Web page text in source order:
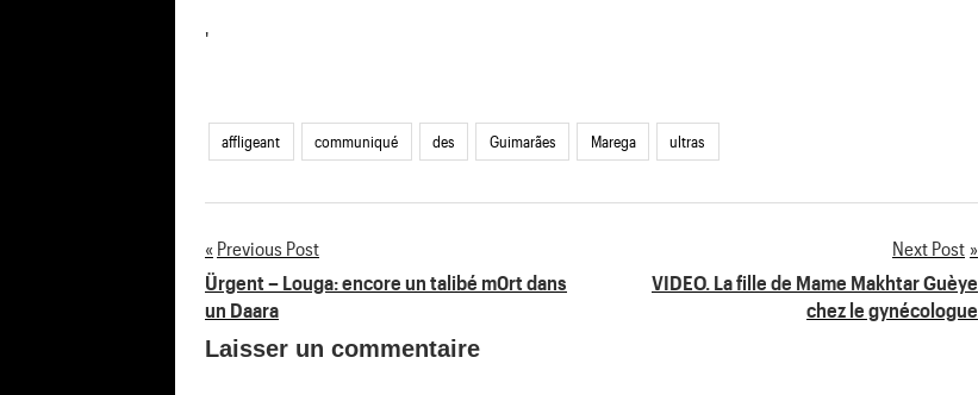
'
affligeant communiqué des Guimarães Marega ultras
Navigation
de
Previous Post
Ürgent – Louga: encore un talibé m0rt dans
un Daara
Next Post
VIDEO. La fille de Mame Makhtar Guèye
chez le gynécologue
Laisser un commentaire